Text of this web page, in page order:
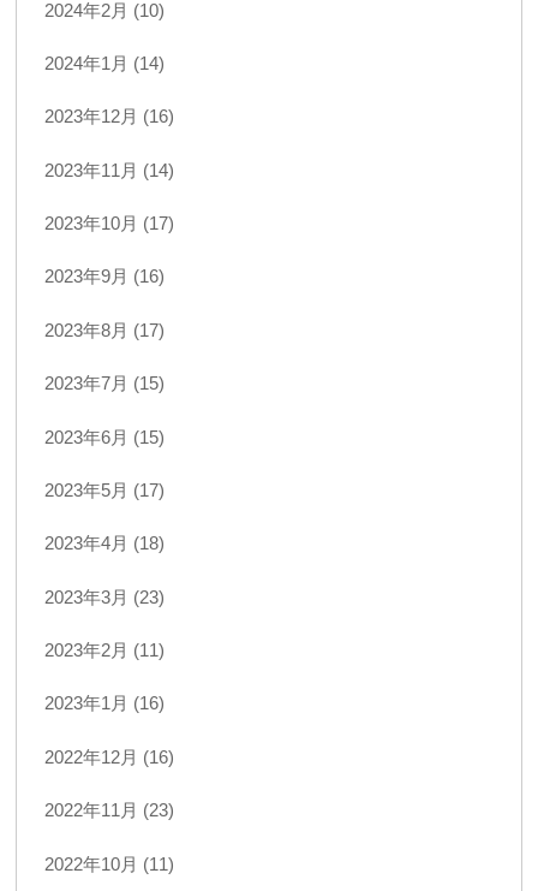
2024年2月 (10)
2024年1月 (14)
2023年12月 (16)
2023年11月 (14)
2023年10月 (17)
2023年9月 (16)
2023年8月 (17)
2023年7月 (15)
2023年6月 (15)
2023年5月 (17)
2023年4月 (18)
2023年3月 (23)
2023年2月 (11)
2023年1月 (16)
2022年12月 (16)
2022年11月 (23)
2022年10月 (11)